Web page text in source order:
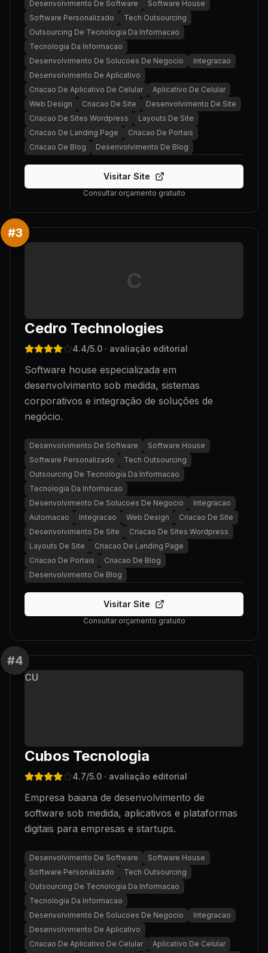
Desenvolvimento De Software
Software House
Software Personalizado
Tech Outsourcing
Outsourcing De Tecnologia Da Informacao
Tecnologia Da Informacao
Desenvolvimento De Solucoes De Negocio
Integracao
Desenvolvimento De Aplicativo
Criacao De Aplicativo De Celular
Aplicativo De Celular
Web Design
Criacao De Site
Desenvolvimento De Site
Criacao De Sites Wordpress
Layouts De Site
Criacao De Landing Page
Criacao De Portais
Criacao De Blog
Desenvolvimento De Blog
Visitar Site
Consultar orçamento gratuito
#3
C
Cedro Technologies
4.4/5.0 · avaliação editorial
Software house especializada em
desenvolvimento sob medida, sistemas
corporativos e integração de soluções de
negócio.
Desenvolvimento De Software
Software House
Software Personalizado
Tech Outsourcing
Outsourcing De Tecnologia Da Informacao
Tecnologia Da Informacao
Desenvolvimento De Solucoes De Negocio
Integracao
Automacao
Integracao Web Design
Criacao De Site
Desenvolvimento De Site
Criacao De Sites Wordpress
Layouts De Site
Criacao De Landing Page
Criacao De Portais
Criacao De Blog
Desenvolvimento De Blog
Visitar Site
Consultar orçamento gratuito
#4
CU
Cubos Tecnologia
4.7/5.0 · avaliação editorial
Empresa baiana de desenvolvimento de
software sob medida, aplicativos e plataformas
digitais para empresas e startups.
Desenvolvimento De Software
Software House
Software Personalizado
Tech Outsourcing
Outsourcing De Tecnologia Da Informacao
Tecnologia Da Informacao
Desenvolvimento De Solucoes De Negocio
Integracao
Desenvolvimento De Aplicativo
Criacao De Aplicativo De Celular
Aplicativo De Celular